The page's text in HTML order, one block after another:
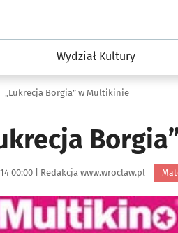
Wydział Kultury
„Lukrecja Borgia” w Multikinie
00:00 | Autor:
Redakcja www.wroclaw.pl
aby powiększyć